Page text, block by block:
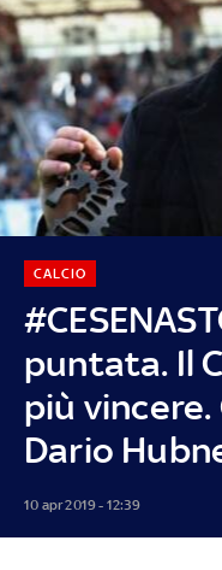
puntata. Il
più
Dario
CALCIO
10 apr 2019 - 12:39